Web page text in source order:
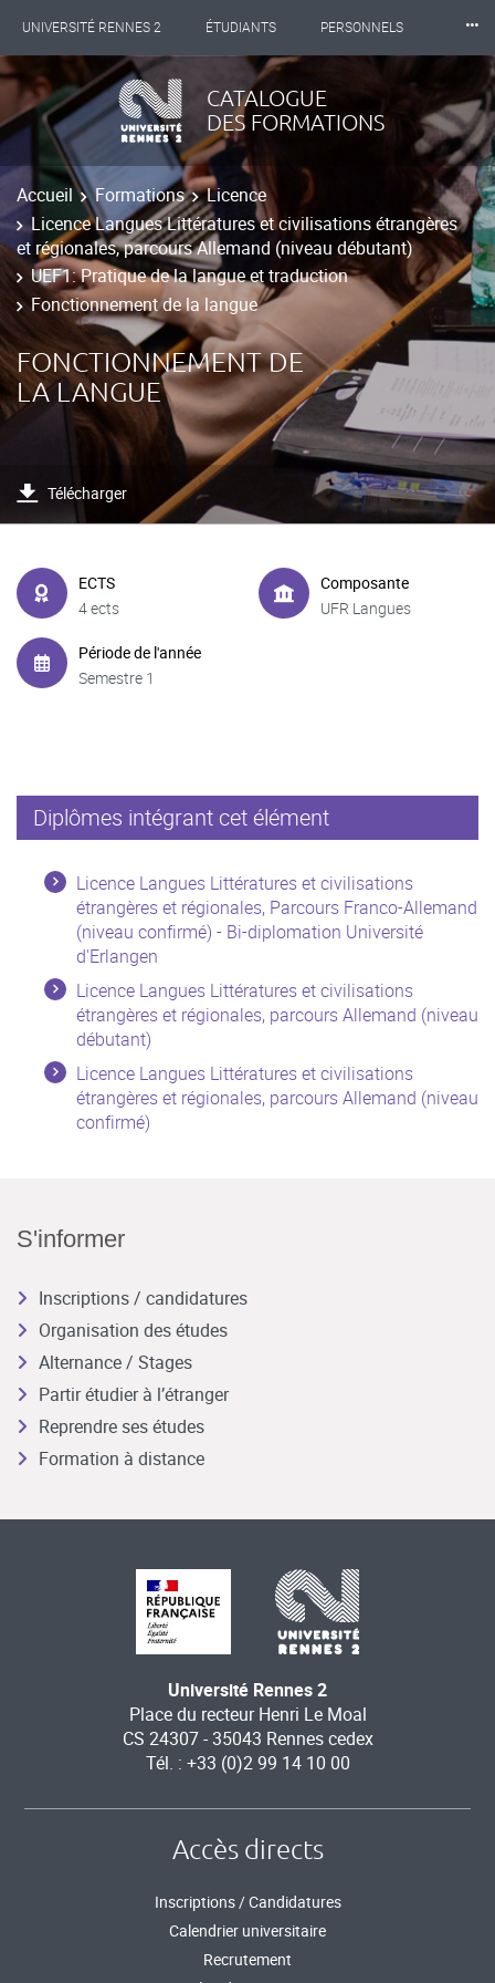
UNIVERSITÉ RENNES 2 ÉTUDIANTS PERSONNELS
INTERNATIONAL PROFESSIONNELS BIBLIOTHÈQUES
LES NOUVELLES DE RENNES 2
⸱⸱⸱
CATALOGUE
DES FORMATIONS
Accueil Formations
Licence
Licence Langues Littératures et civilisations étrangères
et régionales, parcours Allemand (niveau débutant)
UEF1: Pratique de la langue et traduction
Fonctionnement de la langue
FONCTIONNEMENT DE
LA LANGUE
Télécharger
ECTS
4 ects
Composante
UFR Langues
Période de l'année
Semestre 1
Diplômes intégrant cet élément
Licence Langues Littératures et civilisations
étrangères et régionales, Parcours Franco-Allemand
(niveau confirmé) - Bi-diplomation Université
d'Erlangen
Licence Langues Littératures et civilisations
étrangères et régionales, parcours Allemand (niveau
débutant)
Licence Langues Littératures et civilisations
étrangères et régionales, parcours Allemand (niveau
confirmé)
S'informer
Inscriptions / candidatures
Organisation des études
Alternance / Stages
Partir étudier à l’étranger
Reprendre ses études
Formation à distance
Université Rennes 2
Place du recteur Henri Le Moal
CS 24307 - 35043 Rennes cedex
Tél. : +33 (0)2 99 14 10 00
Accès directs
Inscriptions / Candidatures
Calendrier universitaire
Recrutement